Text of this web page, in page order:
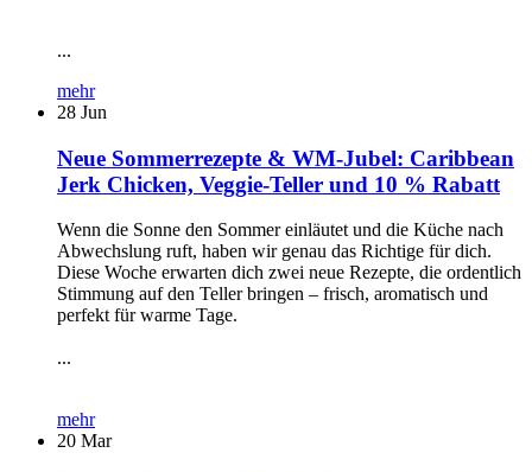
...
mehr
28 Jun
Neue Sommerrezepte & WM-Jubel: Caribbean
Jerk Chicken, Veggie-Teller und 10 % Rabatt
Wenn die Sonne den Sommer einläutet und die Küche nach
Abwechslung ruft, haben wir genau das Richtige für dich.
Diese Woche erwarten dich zwei neue Rezepte, die ordentlich
Stimmung auf den Teller bringen – frisch, aromatisch und
perfekt für warme Tage.
...
mehr
20 Mar